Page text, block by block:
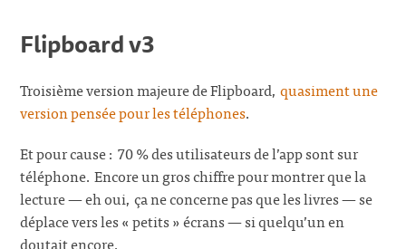
Flipboard v3
Troisième version majeure de Flipboard,quasiment une
version pensée pour les téléphones.
Et pour cause : 70 % des utilisateurs de l’app sont sur
téléphone. Encore un gros chiffre pour montrer que la
lecture — eh oui, ça ne concerne pas que les livres — se
déplace vers les « petits » écrans — si quelqu’un en
doutait encore.